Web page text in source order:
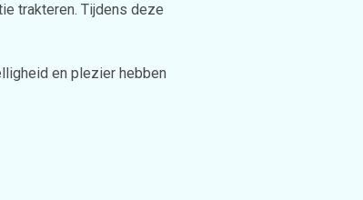
trakteren. Tijdens deze
en plezier hebben